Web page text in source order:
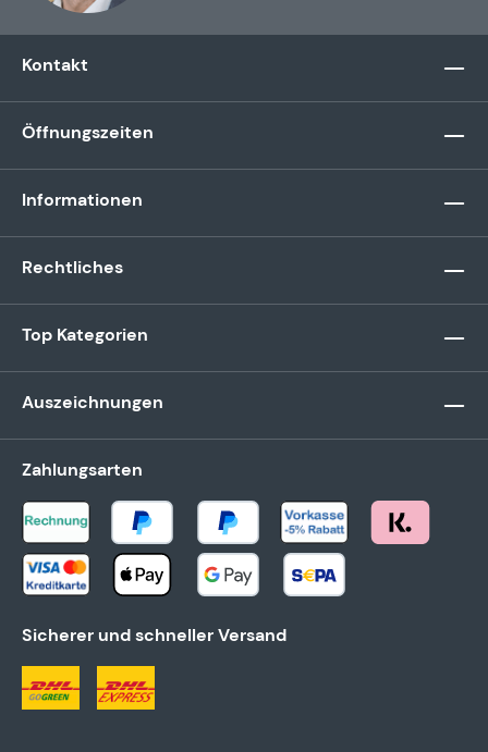
Kontakt
Öffnungszeiten
Informationen
Rechtliches
Top Kategorien
Auszeichnungen
Zahlungsarten
Sicherer und schneller Versand